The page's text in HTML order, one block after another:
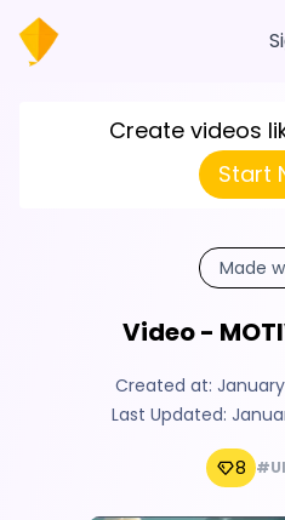
Create videos
Start
Made
Video -
Created at:
Last Updated:
8